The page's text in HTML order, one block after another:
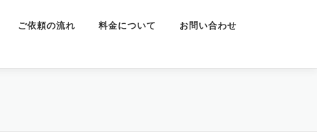
ご依頼の流れ 料金について お問い合わせ